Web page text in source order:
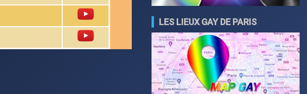
LES LIEUX GAY DE PARIS